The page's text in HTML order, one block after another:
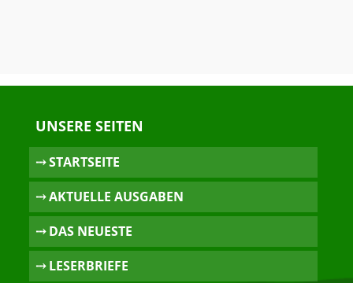
UNSERE SEITEN
⤏ STARTSEITE
⤏ AKTUELLE AUSGABEN
⤏ DAS NEUESTE
⤏ LESERBRIEFE